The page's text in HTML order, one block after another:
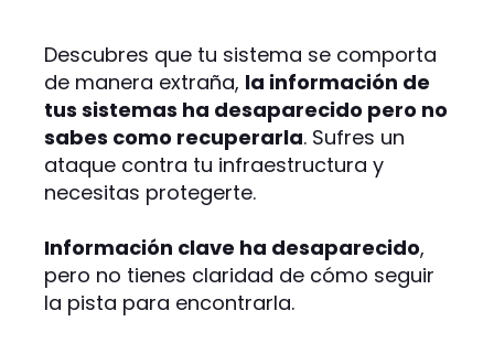
Descubres que tu sistema se comporta
de manera extraña, la información de
tus sistemas ha desaparecido pero no
sabes como recuperarla. Sufres un
ataque contra tu infraestructura y
necesitas protegerte.
Información clave ha desaparecido,
pero no tienes claridad de cómo seguir
la pista para encontrarla.